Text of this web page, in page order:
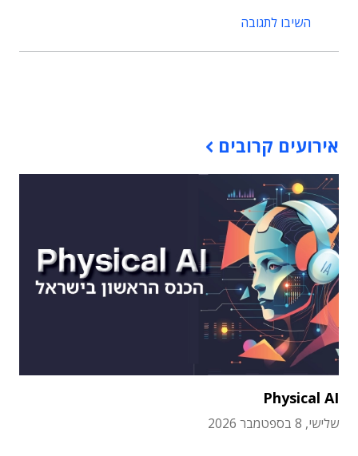
השיבו לתגובה
אירועים קרובים
Physical AI
שלישי, 8 בספטמבר 2026